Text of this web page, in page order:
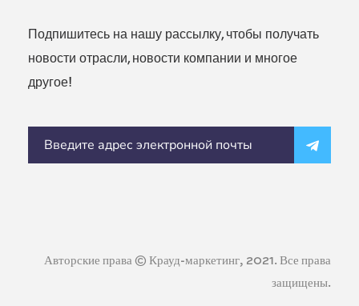
Подпишитесь на нашу рассылку, чтобы получать
новости отрасли, новости компании и многое
другое!
Авторские права © Крауд-маркетинг, 2021. Все права
защищены.